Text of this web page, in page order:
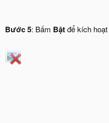
Bước 5: Bấm Bậtđể kích hoạt